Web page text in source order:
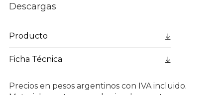
Descargas
Producto
Ficha Técnica
Precios en pesos argentinos con IVA incluido.